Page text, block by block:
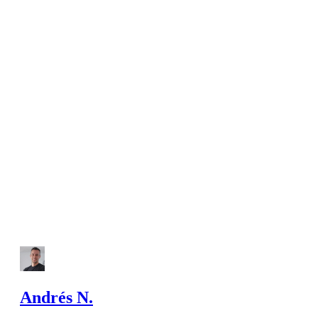
Andrés N.